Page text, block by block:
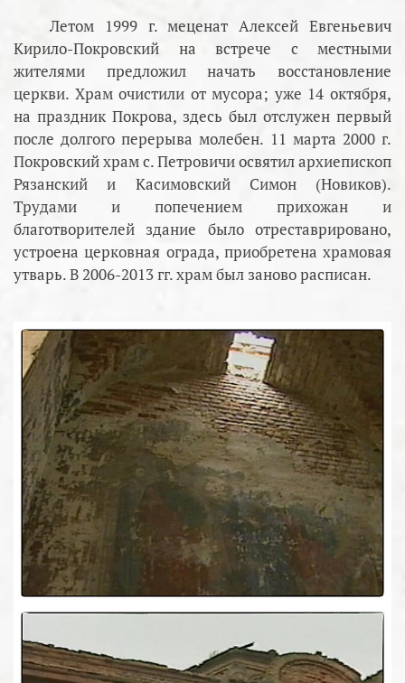
Летом 1999 г. меценат Алексей Евгеньевич
Кирило-Покровский на встрече с местными
жителями предложил начать восстановление
церкви. Храм очистили от мусора; уже 14 октября,
на праздник Покрова, здесь был отслужен первый
после долгого перерыва молебен. 11 марта 2000 г.
Покровский храм с. Петровичи освятил архиепископ
Рязанский и Касимовский Симон (Новиков).
Трудами и попечением прихожан и
благотворителей здание было отреставрировано,
устроена церковная ограда, приобретена храмовая
утварь. В 2006-2013 гг. храм был заново расписан.